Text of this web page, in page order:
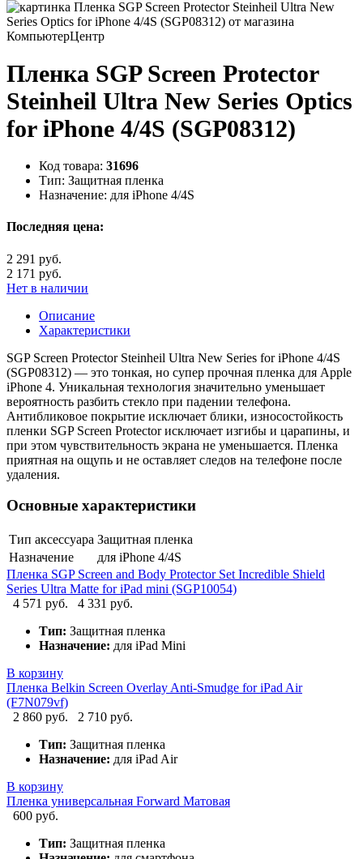
Пленка SGP Screen Protector
Steinheil Ultra New Series Optics
for iPhone 4/4S (SGP08312)
Код товара: 31696
Тип: Защитная пленка
Назначение: для iPhone 4/4S
Последняя цена:
2 291 руб.
2 171 руб.
Нет в наличии
Описание
Характеристики
SGP Screen Protector Steinheil Ultra New Series for iPhone 4/4S
(SGP08312) — это тонкая, но супер прочная пленка для Apple
iPhone 4. Уникальная технология значительно уменьшает
вероятность разбить стекло при падении телефона.
Антибликовое покрытие исключает блики, износостойкость
пленки SGP Screen Protector исключает изгибы и царапины, и
при этом чувствительность экрана не уменьшается. Пленка
приятная на ощупь и не оставляет следов на телефоне после
удаления.
Основные характеристики
Тип аксессуара Защитная пленка
Назначение
для iPhone 4/4S
Пленка SGP Screen and Body Protector Set Incredible Shield
Series Ultra Matte for iPad mini (SGP10054)
4 571 руб.
4 331 руб.
Тип: Защитная пленка
Назначение: для iPad Mini
В корзину
Пленка Belkin Screen Overlay Anti-Smudge for iPad Air
(F7N079vf)
2 860 руб.
2 710 руб.
Тип: Защитная пленка
Назначение: для iPad Air
В корзину
Пленка универсальная Forward Матовая
600 руб.
Тип: Защитная пленка